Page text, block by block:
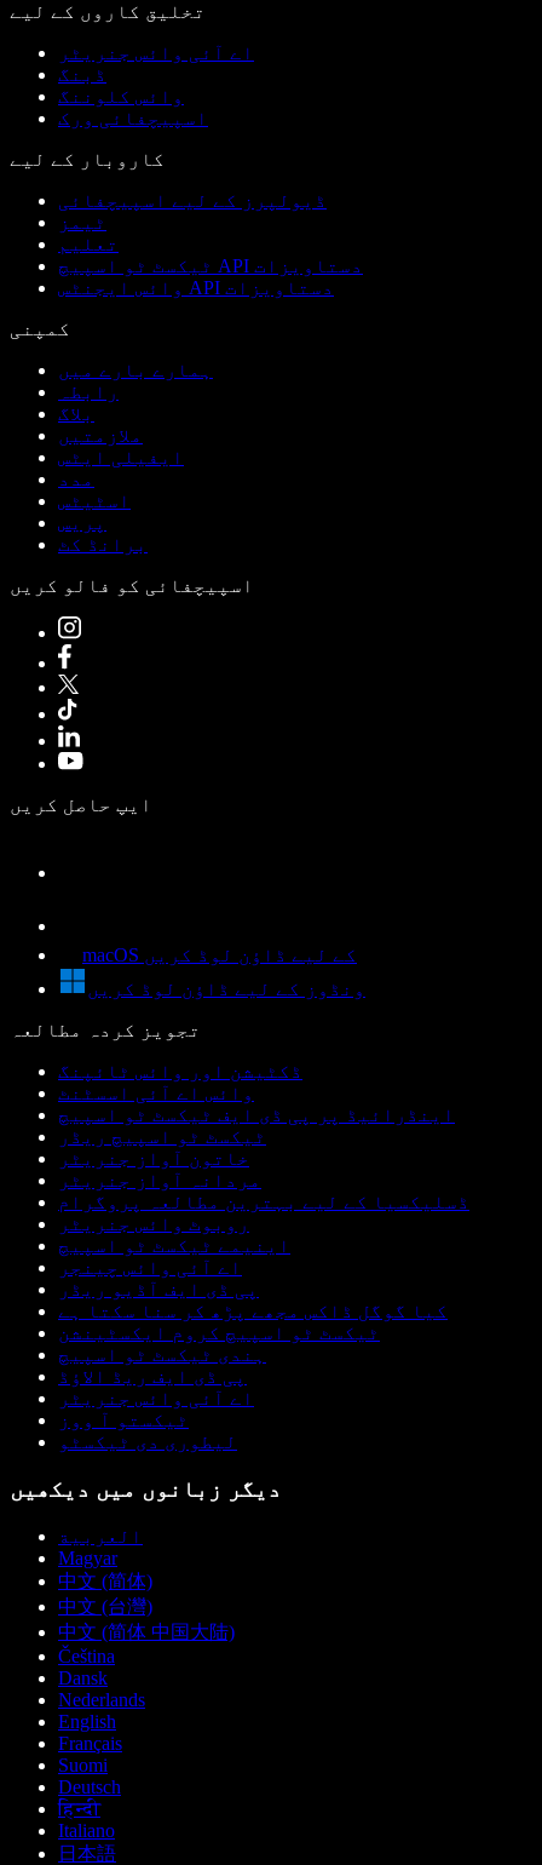
تخلیق کاروں کے لیے
اے آئی وائس جنریٹر
ڈبنگ
وائس کلوننگ
اسپیچفائی ورک
کاروبار کے لیے
ڈیولپرز کے لیے اسپیچفائی
ٹیمز
تعلیم
ٹیکسٹ ٹو اسپیچ API دستاویزات
وائس ایجنٹس API دستاویزات
کمپنی
ہمارے بارے میں
رابطہ
بلاگ
ملازمتیں
ایفیلی ایٹس
مدد
اسٹیٹس
پریس
برانڈ کٹ
اسپیچفائی کو فالو کریں
ایپ حاصل کریں
macOS کے لیے ڈاؤن لوڈ کریں
ونڈوز کے لیے ڈاؤن لوڈ کریں
تجویز کردہ مطالعہ
ڈکٹیشن اور وائس ٹائپنگ
وائس اے آئی اسسٹنٹ
اینڈرائیڈ پر پی ڈی ایف ٹیکسٹ ٹو اسپیچ
ٹیکسٹ ٹو اسپیچ ریڈر
خاتون آواز جنریٹر
مردانہ آواز جنریٹر
ڈسلیکسیا کے لیے بہترین مطالعہ پروگرام
روبوٹ وائس جنریٹر
اینیمے ٹیکسٹ ٹو اسپیچ
اے آئی وائس چینجر
پی ڈی ایف آڈیو ریڈر
کیا گوگل ڈاکس مجھے پڑھ کر سنا سکتا ہے
ٹیکسٹ ٹو اسپیچ کروم ایکسٹینشن
ہندی ٹیکسٹ ٹو اسپیچ
پی ڈی ایف ریڈ الاؤڈ
اے آئی وائس جنریٹر
ٹیکستو آ ووز
لیطوری دی ٹیکسٹو
دیگر زبانوں میں دیکھیں
العربية
Magyar
中文 (简体)
中文 (台灣)
中文 (简体 中国大陆)
Čeština
Dansk
Nederlands
English
Français
Suomi
Deutsch
हिन्दी
Italiano
日本語